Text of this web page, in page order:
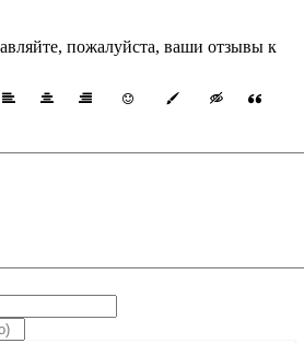
пожалуйста, ваши отзывы к